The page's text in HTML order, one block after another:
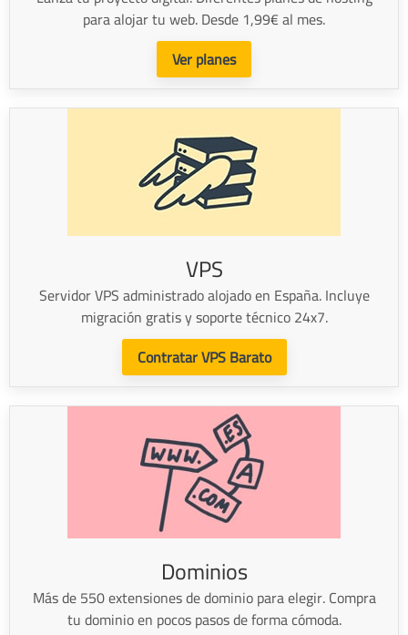
para alojar tu web. Desde 1,99€ al mes.
Ver planes
VPS
Servidor VPS administrado alojado en España. Incluye
migración gratis y soporte técnico 24x7.
Contratar VPS Barato
Dominios
Más de 550 extensiones de dominio para elegir. Compra
tu dominio en pocos pasos de forma cómoda.